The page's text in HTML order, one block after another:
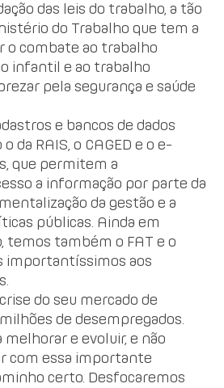
das leis do trabalho, a tão
do Trabalho que tem a
o combate ao trabalho
infantil e ao trabalho
pela segurança e saúde
e bancos de dados
da RAIS, o CAGED e o e-
que permitem a
a informação por parte da
da gestão e a
públicas. Ainda em
temos também o FAT e o
importantíssimos aos
do seu mercado de
de desempregados.
melhorar e evoluir, e não
com essa importante
certo. Desfocaremos